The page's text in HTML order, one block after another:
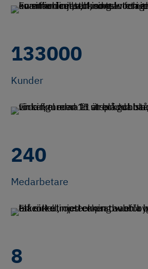
133000
Kunder
240
Medarbetare
8